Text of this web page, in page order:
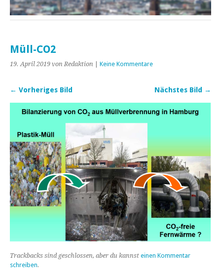
Müll-CO2
19. April 2019 von Redaktion | Keine Kommentare
← Vorheriges Bild Nächstes Bild →
Trackbacks sind geschlossen, aber du kannst einen Kommentar
schreiben.